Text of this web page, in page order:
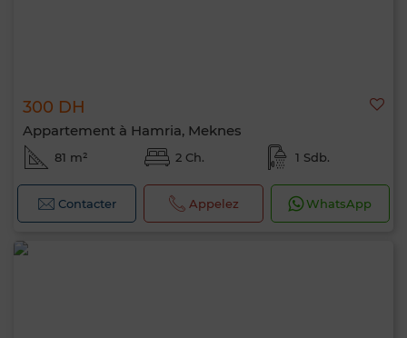
300 DH
Appartement à Hamria, Meknes
81 m² 2 Ch. 1 Sdb.
Contacter Appelez WhatsApp